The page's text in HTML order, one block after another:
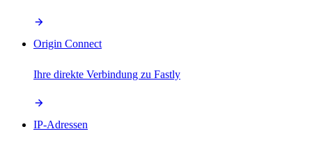
Origin Connect
Ihre direkte Verbindung zu Fastly
IP-Adressen